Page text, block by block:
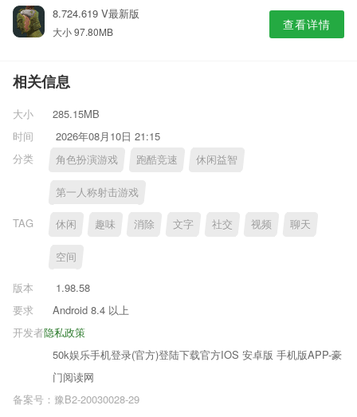
8.724.619 V最新版
大小 97.80MB 查看详情
相关信息
大小
285.15MB
时间
2026年08月10日 21:15
分类
角色扮演游戏 跑酷竞速 休闲益智
第一人称射击游戏
TAG 休闲 趣味 消除 文字 社交 视频 聊天
空间
版本
1.98.58
要求
Android 8.4 以上
隐私政策
开发者
50k娱乐手机登录(官方)登陆下载官方IOS 安卓版 手机版APP-豪
门阅读网
备案号：豫B2-20030028-29